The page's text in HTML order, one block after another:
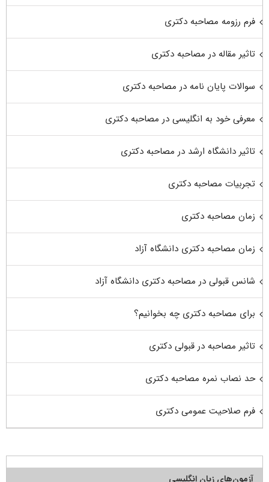
فرم رزومه مصاحبه دکتری
تاثیر مقاله در مصاحبه دکتری
سوالات پایان نامه در مصاحبه دکتری
معرفی خود به انگلیسی در مصاحبه دکتری
تاثیر دانشگاه ارشد در مصاحبه دکتری
تجربیات مصاحبه دکتری
زمان مصاحبه دکتری
زمان مصاحبه دکتری دانشگاه آزاد
شانس قبولی در مصاحبه دکتری دانشگاه آزاد
برای مصاحبه دکتری چه بخوانیم؟
تاثیر مصاحبه در قبولی دکتری
حد نصاب نمره مصاحبه دکتری
فرم صلاحیت عمومی دکتری
آزمون‌های زبان انگلیسی